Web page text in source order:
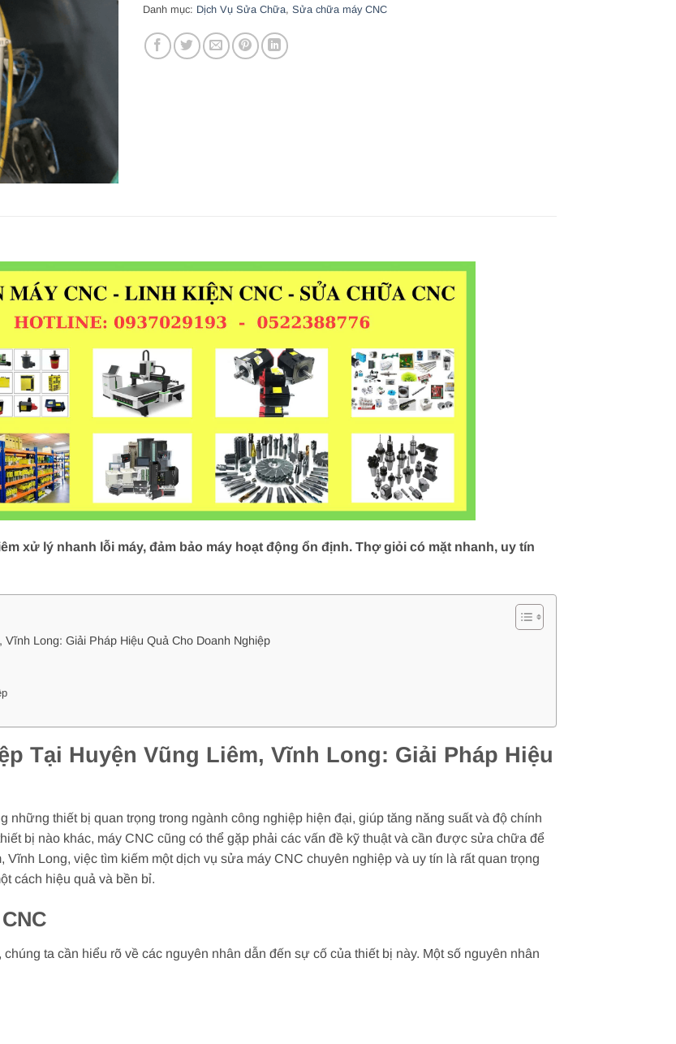
Danh mục: Dịch Vụ Sửa Chữa, Sửa chữa máy CNC
xử lý nhanh lỗi máy, đảm bảo máy hoạt động ổn định. Thợ giỏi có mặt nhanh, uy tín
Long: Giải Pháp Hiệu Quả Cho Doanh Nghiệp
Tại Huyện Vũng Liêm, Vĩnh Long: Giải Pháp Hiệu
những thiết bị quan trọng trong ngành công nghiệp hiện đại, giúp tăng năng suất và độ chính
bị nào khác, máy CNC cũng có thể gặp phải các vấn đề kỹ thuật và cần được sửa chữa để
Long, việc tìm kiếm một dịch vụ sửa máy CNC chuyên nghiệp và uy tín là rất quan trọng
cách hiệu quả và bền bỉ.
ta cần hiểu rõ về các nguyên nhân dẫn đến sự cố của thiết bị này. Một số nguyên nhân